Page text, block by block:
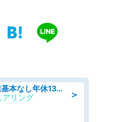
＞
一般事務・OA事務/残業基本なし年休130日社保完備の一般・調達事務
アリング